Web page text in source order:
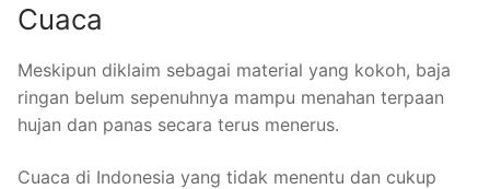
Cuaca
Meskipun diklaim sebagai material yang kokoh, baja
ringan belum sepenuhnya mampu menahan terpaan
hujan dan panas secara terus menerus.
Cuaca di Indonesia yang tidak menentu dan cukup